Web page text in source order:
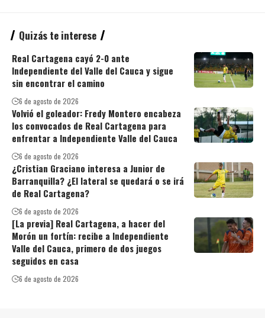
Quizás te interese
Real Cartagena cayó 2-0 ante
Independiente del Valle del Cauca y sigue
sin encontrar el camino
6 de agosto de 2026
Volvió el goleador: Fredy Montero encabeza
los convocados de Real Cartagena para
enfrentar a Independiente Valle del Cauca
6 de agosto de 2026
¿Cristian Graciano interesa a Junior de
Barranquilla? ¿El lateral se quedará o se irá
de Real Cartagena?
6 de agosto de 2026
[La previa] Real Cartagena, a hacer del
Morón un fortín: recibe a Independiente
Valle del Cauca, primero de dos juegos
seguidos en casa
6 de agosto de 2026